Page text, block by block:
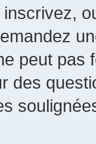
peut
des